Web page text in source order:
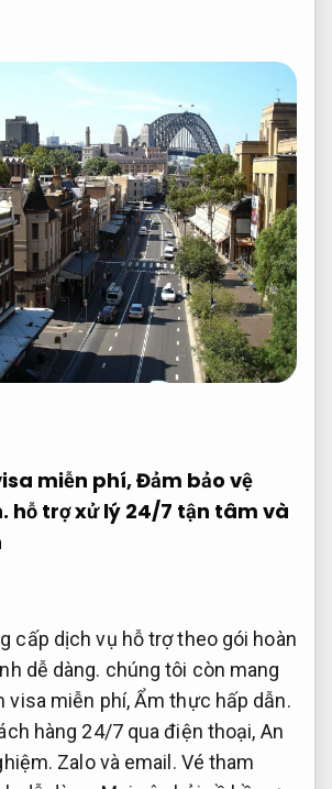
miễn phí,Đảm bảo vệ
hỗ trợ xử lý 24/7 tận tâm và
cấp dịch vụ hỗ trợ theo gói hoàn
dễ dàng. chúng tôi còn mang
visa miễn phí,Ẩm thực hấp dẫn.
hàng 24/7 qua điện thoại, An
Zalo và email. Vé tham